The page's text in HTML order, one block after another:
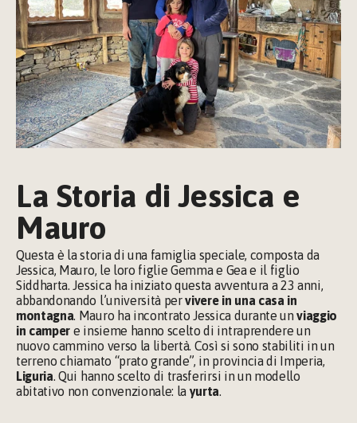
La Storia di Jessica e
Mauro
Questa è la storia di una famiglia speciale, composta da
Jessica, Mauro, le loro figlie Gemma e Gea e il figlio
Siddharta. Jessica ha iniziato questa avventura a 23 anni,
abbandonando l’università per vivere in una casa in
montagna. Mauro ha incontrato Jessica durante un viaggio
in camper e insieme hanno scelto di intraprendere un
nuovo cammino verso la libertà. Così si sono stabiliti in un
Liguria. Qui hanno scelto di trasferirsi in un modello
abitativo non convenzionale: la yurta.